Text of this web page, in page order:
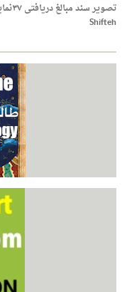
تصویر سند مبالغ دریافتی ۳۷نماینده مجلس از سعید مرتضـوی
Shifteh